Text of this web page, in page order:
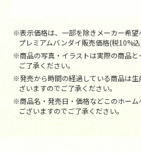
※表示価格は、一部を除きメーカー希望
プレミアムバンダイ販売価格(税10%込)
※商品の写真・イラストは実際の商品
ご了承ください。
※発売から時間の経過している商品は
ざいますのでご了承ください。
※商品名・発売日・価格などこのホー
ございますのでご了承ください。